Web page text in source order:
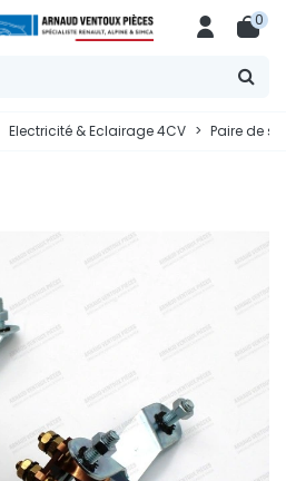
0
Electricité & Eclairage 4CV > Paire de